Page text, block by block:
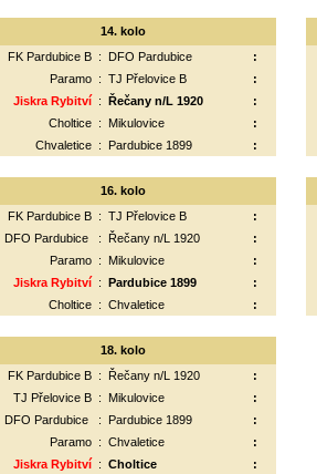
14. kolo
FK Pardubice B
: DFO Pardubice :
Paramo
: TJ Přelovice B :
Jiskra Rybitví
: Řečany n/L 1920 :
Choltice
: Mikulovice :
Chvaletice
: Pardubice 1899 :
16. kolo
FK Pardubice B
: TJ Přelovice B :
DFO Pardubice
: Řečany n/L 1920 :
Paramo
: Mikulovice :
Jiskra Rybitví
: Pardubice 1899 :
Choltice
: Chvaletice :
18. kolo
FK Pardubice B
: Řečany n/L 1920
:
TJ Přelovice B
: Mikulovice
:
DFO Pardubice
: Pardubice 1899
:
Paramo
: Chvaletice
:
Jiskra Rybitví
: Choltice :